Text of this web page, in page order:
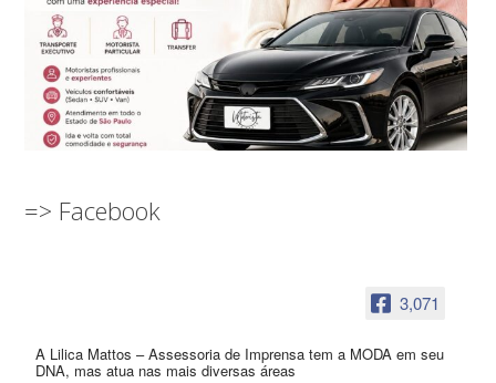
=> Facebook
3,071
A Lilica Mattos – Assessoria de Imprensa tem a MODA em seu
DNA, mas atua nas mais diversas áreas